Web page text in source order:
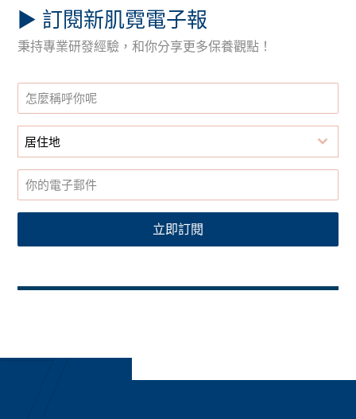
▶︎ 訂閱新肌霓電子報
秉持專業研發經驗，和你分享更多保養觀點！
居住地
立即訂閱